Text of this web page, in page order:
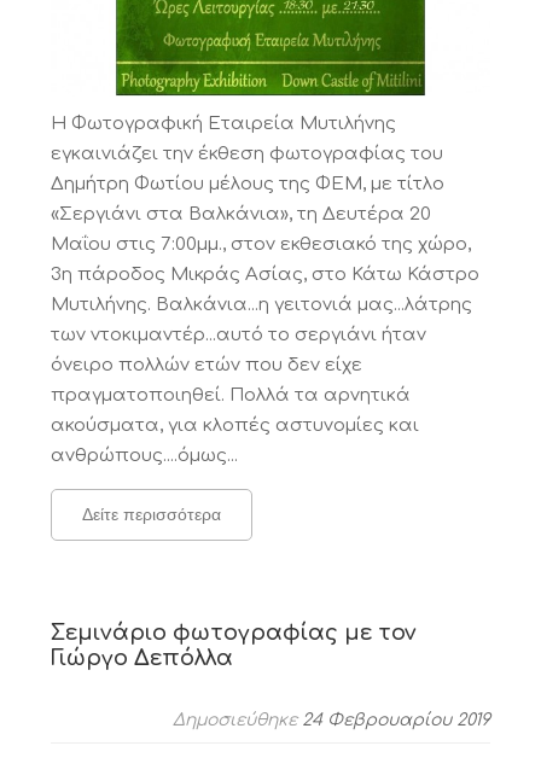
Η Φωτογραφική Εταιρεία Μυτιλήνης
εγκαινιάζει την έκθεση φωτογραφίας του
Δημήτρη Φωτίου μέλους της ΦΕΜ, με τίτλο
«Σεργιάνι στα Βαλκάνια», τη Δευτέρα 20
Μαΐου στις 7:00μμ., στον εκθεσιακό της χώρο,
3η πάροδος Μικράς Ασίας, στο Κάτω Κάστρο
Μυτιλήνης. Βαλκάνια...η γειτονιά μας...λάτρης
των ντοκιμαντέρ...αυτό το σεργιάνι ήταν
όνειρο πολλών ετών που δεν είχε
πραγματοποιηθεί. Πολλά τα αρνητικά
ακούσματα, για κλοπές αστυνομίες και
ανθρώπους....όμως...
Δείτε περισσότερα
Σεμινάριο φωτογραφίας με τον
Γιώργο Δεπόλλα
Δημοσιεύθηκε 24 Φεβρουαρίου 2019